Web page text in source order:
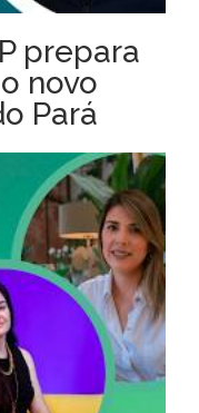
prepara
novo
Pará